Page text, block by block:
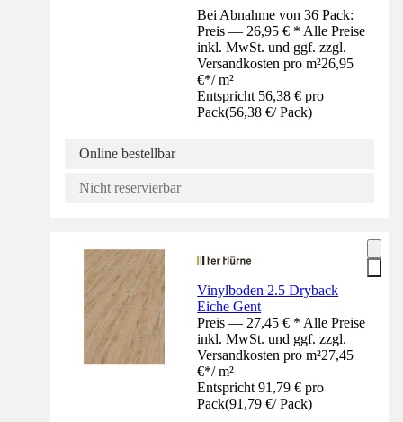
Bei Abnahme von 36 Pack:
Preis — 26,95 € * Alle Preise
inkl. MwSt. und ggf. zzgl.
Versandkosten pro m²26,95
€*/ m²
Entspricht 56,38 € pro
Pack(56,38 €/ Pack)
Online bestellbar
Nicht reservierbar
Vinylboden 2.5 Dryback
Eiche Gent
Preis — 27,45 € * Alle Preise
inkl. MwSt. und ggf. zzgl.
Versandkosten pro m²27,45
€*/ m²
Entspricht 91,79 € pro
Pack(91,79 €/ Pack)